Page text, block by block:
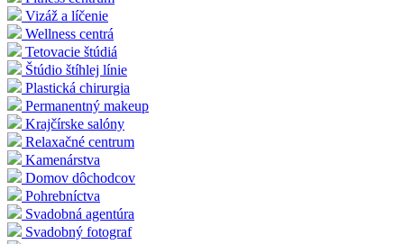
Vizáž a líčenie
Wellness centrá
Tetovacie štúdiá
Štúdio štíhlej línie
Plastická chirurgia
Permanentný makeup
Krajčírske salóny
Relaxačné centrum
Kamenárstva
Domov dôchodcov
Pohrebníctva
Svadobná agentúra
Svadobný fotograf